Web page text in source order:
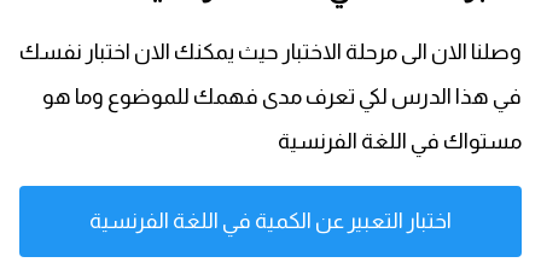
وصلنا الان الى مرحلة الاختبار حيث يمكنك الان اختبار نفسك
في هذا الدرس لكي تعرف مدى فهمك للموضوع وما هو
مستواك في اللغة الفرنسية
اختبار التعبير عن الكمية في اللغة الفرنسية